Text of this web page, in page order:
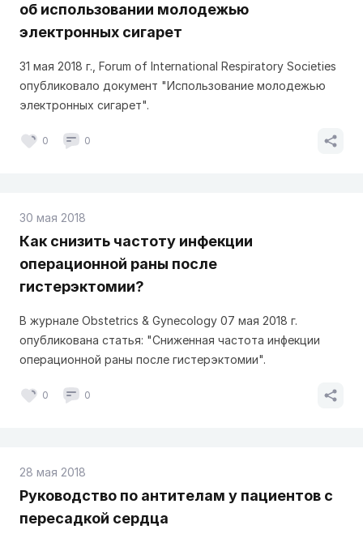
об использовании молодежью
электронных сигарет
31 мая 2018 г., Forum of International Respiratory Societies
опубликовало документ "Использование молодежью
электронных сигарет".
0 0
30 мая 2018
Как снизить частоту инфекции
операционной раны после
гистерэктомии?
В журнале Obstetrics & Gynecology 07 мая 2018 г.
опубликована статья: "Сниженная частота инфекции
операционной раны после гистерэктомии".
0 0
28 мая 2018
Руководство по антителам у пациентов с
пересадкой сердца